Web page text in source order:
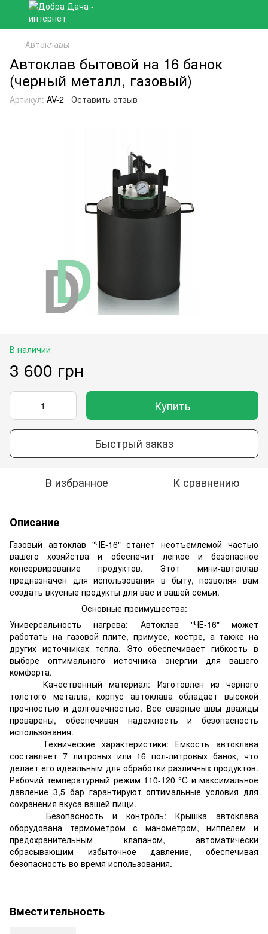
Автоклавы
Автоклав бытовой на 16 банок
(черный металл, газовый)
Артикул: AV-2 Оставить отзыв
В наличии
3 600 грн
Купить
Быстрый заказ
В избранное К сравнению
Описание
Газовый автоклав "ЧЕ-16" станет неотъемлемой частью
вашего хозяйства и обеспечит легкое и безопасное
консервирование продуктов. Этот мини-автоклав
предназначен для использования в быту, позволяя вам
создать вкусные продукты для вас и вашей семьи.
Основные преимущества:
Универсальность нагрева: Автоклав "ЧЕ-16" может
работать на газовой плите, примусе, костре, а также на
других источниках тепла. Это обеспечивает гибкость в
выборе оптимального источника энергии для вашего
комфорта.
Качественный материал: Изготовлен из черного
толстого металла, корпус автоклава обладает высокой
прочностью и долговечностью. Все сварные швы дважды
проварены, обеспечивая надежность и безопасность
использования.
Технические характеристики: Емкость автоклава
составляет 7 литровых или 16 пол-литровых банок, что
делает его идеальным для обработки различных продуктов.
Рабочий температурный режим 110-120 °C и максимальное
давление 3,5 бар гарантируют оптимальные условия для
сохранения вкуса вашей пищи.
Безопасность и контроль: Крышка автоклава
оборудована термометром с манометром, ниппелем и
предохранительным клапаном, автоматически
сбрасывающим избыточное давление, обеспечивая
безопасность во время использования.
Вместительность